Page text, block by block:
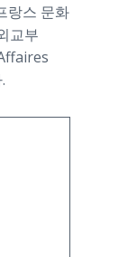
랑스 문화
교부